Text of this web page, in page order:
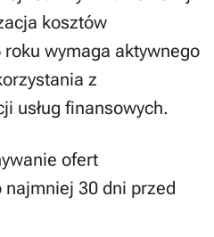
kosztów
wymaga aktywnego
z
usług finansowych.
ofert
30 dni przed